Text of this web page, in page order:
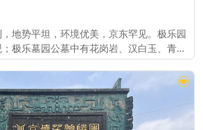
地势平坦，环境优美，京东罕见。极乐园
极乐墓园公墓中有花岗岩、汉白玉、青白
碑等。